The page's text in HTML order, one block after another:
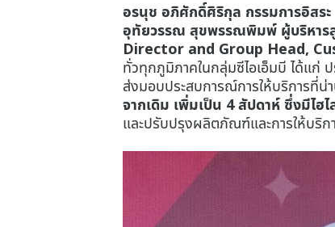
อรนุช อภิศักดิ์ศิริกุล กรรมการอิสร
อุทัยวรรณ สุขพรรณพิมพ์ ผู้บริหาร
Director and Group Head,
ทั่วทุกภูมิภาคในกลุ่มซีไอเอ็มบี ได้แก่
ส่งมอบประสบการณ์การให้บริการที่
จากเดิม เพิ่มเป็น 4 สัปดาห์ ซึ่งมีไฮ
และปรับปรุงผลิตภัณฑ์และการให้บริ